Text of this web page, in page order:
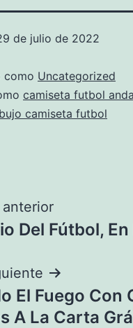
de julio de 2022
como Uncategorized
camiseta futbol
camiseta futbol
anterior
Del Fútbol,
El Fuego Con
A La Carta